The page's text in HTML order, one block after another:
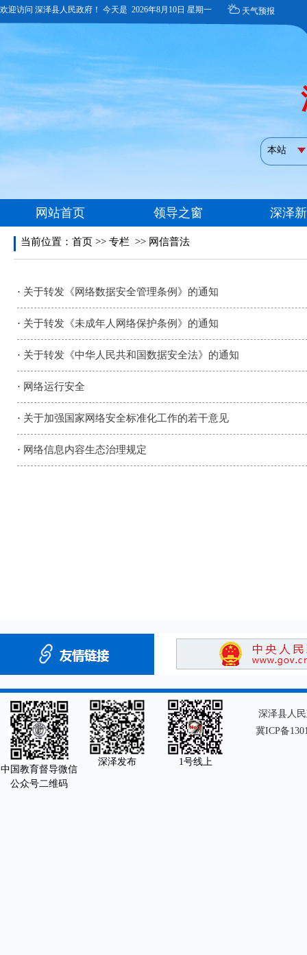
当前位置： 首页 >> 专栏 >> 网信普法
· 关于转发《网络数据安全管理条例》的通知
· 关于转发《未成年人网络保护条例》的通知
· 关于转发《中华人民共和国数据安全法》的通知
· 网络运行安全
· 关于加强国家网络安全标准化工作的若干意见
· 网络信息内容生态治理规定